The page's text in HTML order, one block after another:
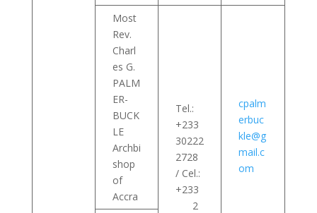
Most
Rev.
Charl
es G.
PALM
ER-
BUCK
LE
Archbi
shop
of
Accra
Tel.:
+233
30222
2728
/ Cel.:
+233
2
cpalm
erbuc
kle@g
mail.c
om